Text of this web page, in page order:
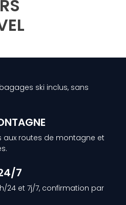
ski inclus, sans
aux routes de montagne et
7
24 et 7j/7, confirmation par